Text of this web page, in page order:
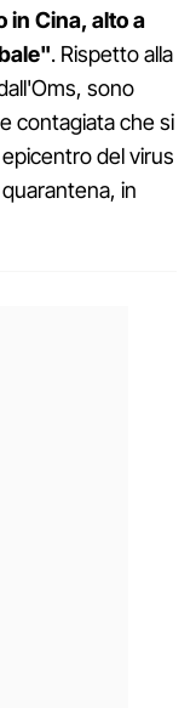
in Cina, alto a
. Rispetto alla
sono
contagiata che si
del virus
in